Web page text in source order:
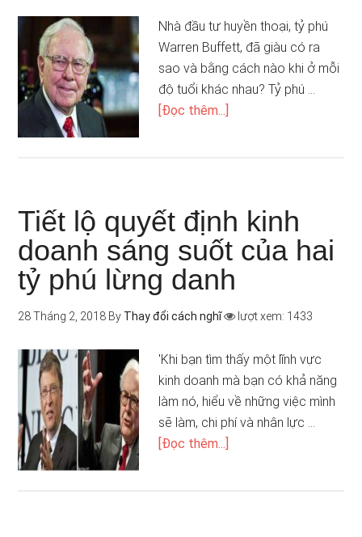
Nhà đầu tư huyền thoại, tỷ phú
Warren Buffett, đã giàu có ra
sao và bằng cách nào khi ở mỗi
độ tuổi khác nhau? Tỷ phú …
[Đọc thêm...]
Tiết lộ quyết định kinh
doanh sáng suốt của hai
tỷ phú lừng danh
28 Tháng 2, 2018 By Thay đổi cách nghĩ lượt xem: 1433
'Khi bạn tìm thấy một lĩnh vực
kinh doanh mà bạn có khả năng
làm nó, hiểu về những việc mình
sẽ làm, chi phí và nhân lực …
[Đọc thêm...]